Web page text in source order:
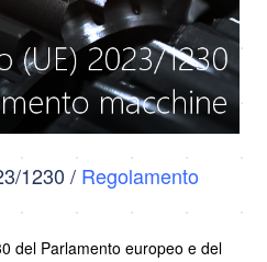
1230 / Regolamento
del Parlamento europeo e del